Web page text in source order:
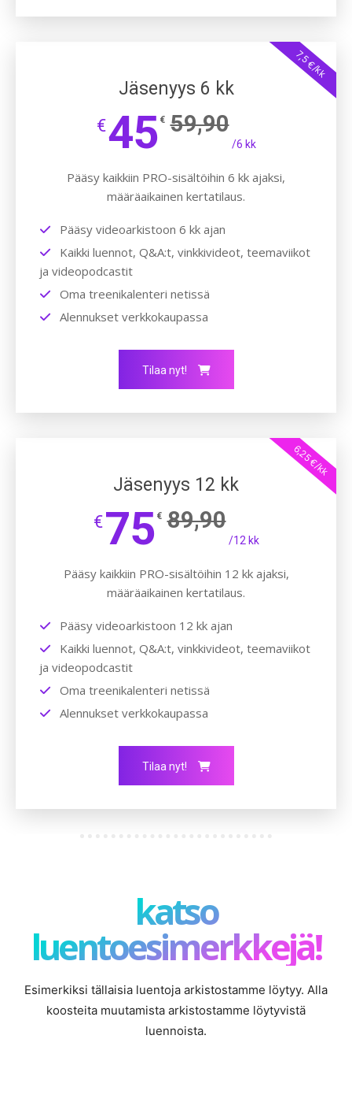
7,5 €/kk
Jäsenyys 6 kk
€45 € 59,90
/6 kk
Pääsy kaikkiin PRO-sisältöihin 6 kk ajaksi,
määräaikainen kertatilaus.
Pääsy videoarkistoon 6 kk ajan
Kaikki luennot, Q&A:t, vinkkivideot, teemaviikot
ja videopodcastit
Oma treenikalenteri netissä
Alennukset verkkokaupassa
Tilaa nyt!
6,25 €/kk
Jäsenyys 12 kk
€75 € 89,90
/12 kk
Pääsy kaikkiin PRO-sisältöihin 12 kk ajaksi,
määräaikainen kertatilaus.
Pääsy videoarkistoon 12 kk ajan
Kaikki luennot, Q&A:t, vinkkivideot, teemaviikot
ja videopodcastit
Oma treenikalenteri netissä
Alennukset verkkokaupassa
Tilaa nyt!
katso
luentoesimerkkejä!
Esimerkiksi tällaisia luentoja arkistostamme löytyy. Alla
koosteita muutamista arkistostamme löytyvistä
luennoista.